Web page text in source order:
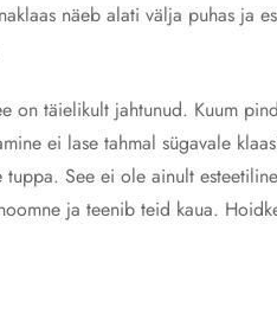
näeb alati välja puhas
on täielikult jahtunud. Kuum
ei lase tahmal sügavale
See ei ole ainult
ja teenib teid kaua.